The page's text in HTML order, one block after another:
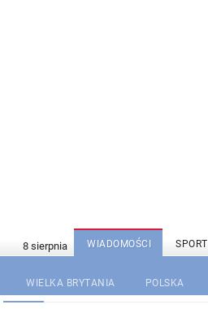
WIADOMOŚCI SPORT
WIELKA BRYTANIA POLSKA